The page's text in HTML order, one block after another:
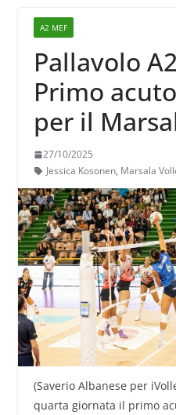
A2 MEF
Pallavolo
Primo
per il
contro l’ex
27/10/2025
Jessica Kosonen, Marsala
(Saverio Albanese per
quarta giornata il primo